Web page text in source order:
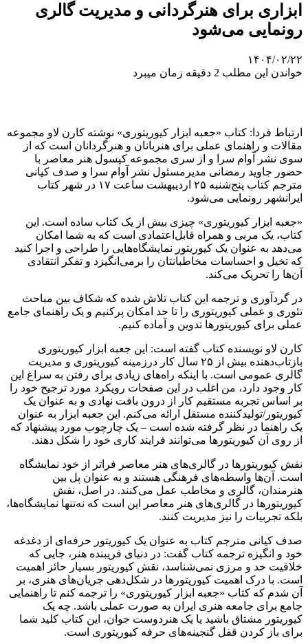
ابزاری برای هنرگردانی و مدیریت گالری
رونمایی می‌شود
۱۴۰۴/۰۲/۲۲
خواندن این مطلب 2 دقیقه زمان میبرد
ارتباط فردا: کتاب «جعبه ابزار کیوریتوری» نوشته کارن لاو مجموعه
مقالات و راهنمای عملی برای هنربانان و هنرگردانان است که از
سوی نشر آوام سرا و از سری مجموعه کپسول هنر معاصر با
حضور جاوید رمضانی مدیرمسئول نشر آوام سرا و صدف کیانی
مترجم کتاب پنج‌شنبه ۲۵ اردیبهشت‌ ساعت ۱۷ در شهر کتاب
ایرانشهر رونمایی می‌شود.
«جعبه ابزار کیوریتوری» چیزی بیش از یک کتاب ساده است. این
کتاب، یک مربی و همراه قابل‌اعتمادی است که به شما امکان
می‌دهد به عنوان یک کیوریتور نمایشگاه‌هایی را طراحی و اجرا کنید
که تخیل و احساسات مخاطبانتان را برمی‌انگیزد و تفکر انتقادی
آن‌ها را تحریک می‌کند.
در گردآوری و ترجمه این کتاب تلاش شده که شکاف بین مباحث
تئوری و عملی کیوریتوری را تا حد امکان پرکنیم و یک راهنمای جامع
عملی برای کیوریتورها تدوین و آماده کنیم.
کارن لاو نویسنده کتاب گفته است: این جعبه ابزار کیوریتوری
بازتاب‌دهنده بیش از ۲۵ سال کار درزمینه کیوریتوری و مدیریت
گالری عمومی است. با اینکه راه‌های زیادی برای رفتن به سراغ این
کار وجود دارد، من اغلب در این صفحات رویکرد مورد ترجیح خود را
بر اساس تجربه مستقیم کار از درون بافت نهادی و به عنوان یک
کیوریتور/تولیدکننده مستقل ارائه می‌کنم. این جعبه ابزار به عنوان
یک راهنما در نظر گرفته شده است – یک چارچوب مورد پیشنهاد که
از روی آن کیوریتورها می‌توانند فرایند کاری خود را شکل دهند.
نقش کیوریتورها در گالری‌های هنر معاصر فراتر از خود نمایشگاه
است. آن‌ها واسطه‌های فرهنگی هستند و به عنوان پل بین
هنرمندان، گالری و مخاطب عمل می‌کنند. در اصل، نقش
کیوریتورها در گالری‌های هنر معاصر این است که نه‌تنها نمایشگاه‌ها،
بلکه تجربیات را نیز مدیریت کنند.
صدف کیانی مترجم کتاب به عنوان یک کیوریتور حرفه‌ای از دغدغه
خود و انگیزه ترجمه کتاب گفت: در دنیای فریبنده هنر، جایی که
خلاقیت حد و مرزی نمی‌شناسد، نقش کیوریتور بسیار حائز اهمیت
است. با درک اهمیت کیوریتورها در شکل‌دهی جریان‌های هنری، بر
آن شدم که کتاب «جعبه ابزار کیوریتوری» را ترجمه کنم تا راهنمایی
جامع برای جامعه هنری ایران به صورت عملی باشد. چه یک
کیوریتور مشتاق باشید یا یک هنردوست جوان، این کتاب کلید شما
برای باز کردن قفل گنجینه‌های حرفه کیوریتوری است.